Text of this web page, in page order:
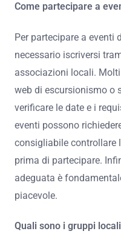
Come partecipare a
Per partecipare a eventi
necessario iscriversi
associazioni locali.
web di escursionismo o
verificare le date e i
eventi possono
consigliabile controllare
prima di partecipare.
adeguata è
piacevole.
Quali sono i gruppi